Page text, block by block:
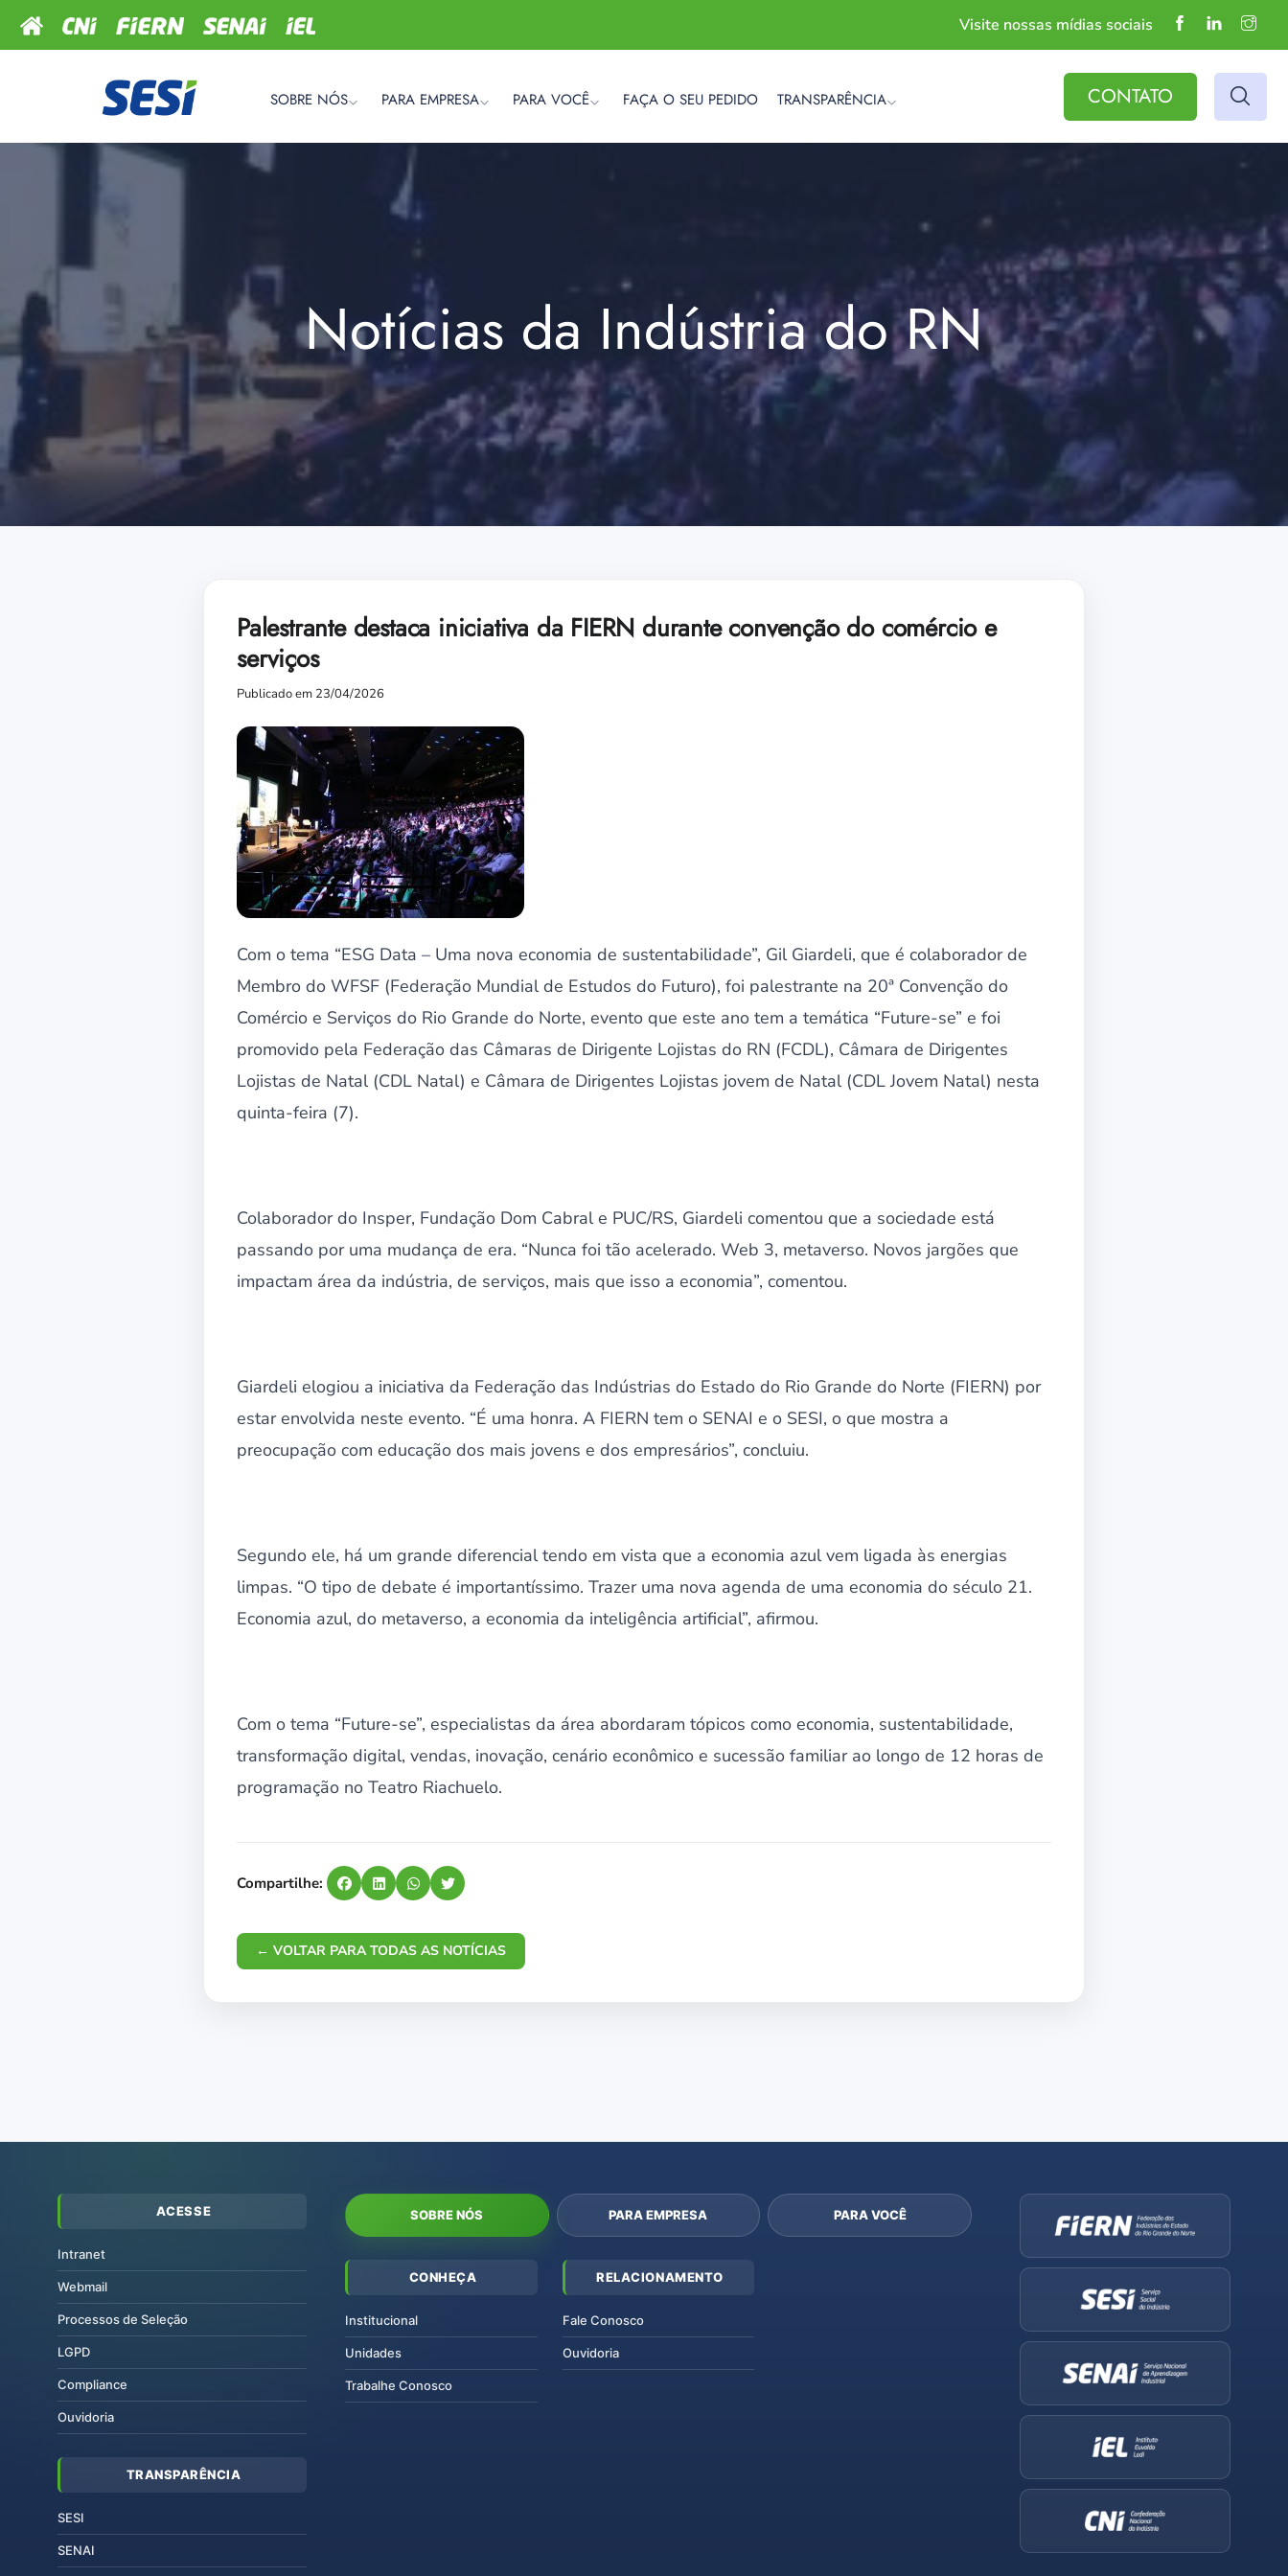
Visite nossas mídias sociais
SOBRE NÓS PARA EMPRESA PARA VOCÊ FAÇA O SEU PEDIDO TRANSPARÊNCIA CONTATO
Notícias da Indústria do RN
Palestrante destaca iniciativa da FIERN durante convenção do comércio e
serviços
Publicado em 23/04/2026
Com o tema “ESG Data – Uma nova economia de sustentabilidade”, Gil Giardeli, que é colaborador de
Membro do WFSF (Federação Mundial de Estudos do Futuro), foi palestrante na 20ª Convenção do
Comércio e Serviços do Rio Grande do Norte, evento que este ano tem a temática “Future-se” e foi
promovido pela Federação das Câmaras de Dirigente Lojistas do RN (FCDL), Câmara de Dirigentes
Lojistas de Natal (CDL Natal) e Câmara de Dirigentes Lojistas jovem de Natal (CDL Jovem Natal) nesta
quinta-feira (7).
Colaborador do Insper, Fundação Dom Cabral e PUC/RS, Giardeli comentou que a sociedade está
passando por uma mudança de era. “Nunca foi tão acelerado. Web 3, metaverso. Novos jargões que
impactam área da indústria, de serviços, mais que isso a economia”, comentou.
Giardeli elogiou a iniciativa da Federação das Indústrias do Estado do Rio Grande do Norte (FIERN) por
estar envolvida neste evento. “É uma honra. A FIERN tem o SENAI e o SESI, o que mostra a
preocupação com educação dos mais jovens e dos empresários”, concluiu.
Segundo ele, há um grande diferencial tendo em vista que a economia azul vem ligada às energias
limpas. “O tipo de debate é importantíssimo. Trazer uma nova agenda de uma economia do século 21.
Economia azul, do metaverso, a economia da inteligência artificial”, afirmou.
Com o tema “Future-se”, especialistas da área abordaram tópicos como economia, sustentabilidade,
transformação digital, vendas, inovação, cenário econômico e sucessão familiar ao longo de 12 horas de
programação no Teatro Riachuelo.
Compartilhe:
← VOLTAR PARA TODAS AS NOTÍCIAS
ACESSE
Intranet
Webmail
Processos de Seleção
LGPD
Compliance
Ouvidoria
TRANSPARÊNCIA
SESI
SENAI
SOBRE NÓS PARA EMPRESA PARA VOCÊ
CONHEÇA
Institucional
Unidades
Trabalhe Conosco
RELACIONAMENTO
Fale Conosco
Ouvidoria